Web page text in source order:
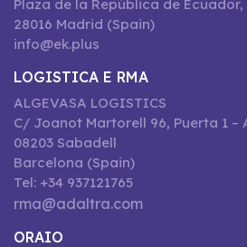
Plaza de la República de Ecuador,
28016 Madrid (Spain)
info@ek.plus
LOGISTICA E RMA
ALGEVASA LOGISTICS
C/ Joanot Martorell 96, Puerta 1 –
08203 Sabadell
Barcelona (Spain)
Tel: +34 937121765
rma@adaltra.com
ORAIO